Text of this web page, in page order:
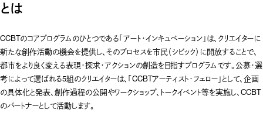
とは
CCBTのコアプログラムのひとつである「アート・インキュベーション」は、クリエイターに
新たな創作活動の機会を提供し、そのプロセスを市民（シビック）に開放することで、
都市をより良く変える表現・探求・アクションの創造を目指すプログラムです。公募・選
考によって選ばれる5組のクリエイターは、「CCBTアーティスト・フェロー」として、企画
の具体化と発表、創作過程の公開やワークショップ、トークイベント等を実施し、CCBT
のパートナーとして活動します。